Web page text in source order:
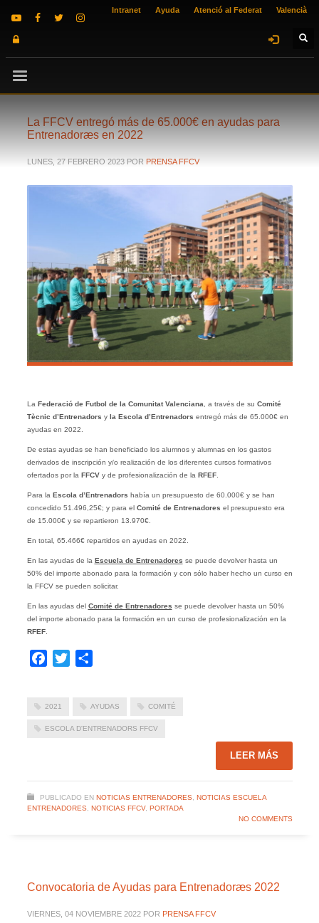
Intranet Ayuda Atenció al Federat Valencià
La FFCV entregó más de 65.000€ en ayudas para
Entrenadoræs en 2022
LUNES, 27 FEBRERO 2023 POR PRENSA FFCV
La Federació de Futbol de la Comunitat Valenciana , a través de su Comité
Tècnic d’Entrenadors y la Escola d’Entrenadors entregó más de 65.000€ en
ayudas en 2022.
De estas ayudas se han beneficiado los alumnos y alumnas en los gastos
derivados de inscripción y/o realización de los diferentes cursos formativos
ofertados por la FFCVy de profesionalización de la RFEF.
Para la Escola d’Entrenadors había un presupuesto de 60.000€ y se han
concedido 51.496,25€; y para el Comité de Entrenadores el presupuesto era
de 15.000€ y se repartieron 13.970€.
En total, 65.466€ repartidos en ayudas en 2022.
En las ayudas de la Escuela de Entrenadores se puede devolver hasta un
50% del importe abonado para la formación y con sólo haber hecho un curso en
la FFCV se pueden solicitar.
En las ayudas del Comité de Entrenadores se puede devolver hasta un 50%
del importe abonado para la formación en un curso de profesionalización en la
RFEF.
Facebook
Twitter
2021 AYUDAS COMITÉ
ESCOLA D'ENTRENADORS FFCV
LEER MÁS
PUBLICADO EN NOTICIAS ENTRENADORES, NOTICIAS ESCUELA
ENTRENADORES, NOTICIAS FFCV, PORTADA
NO COMMENTS
Convocatoria de Ayudas para Entrenadoræs 2022
VIERNES, 04 NOVIEMBRE 2022 POR PRENSA FFCV